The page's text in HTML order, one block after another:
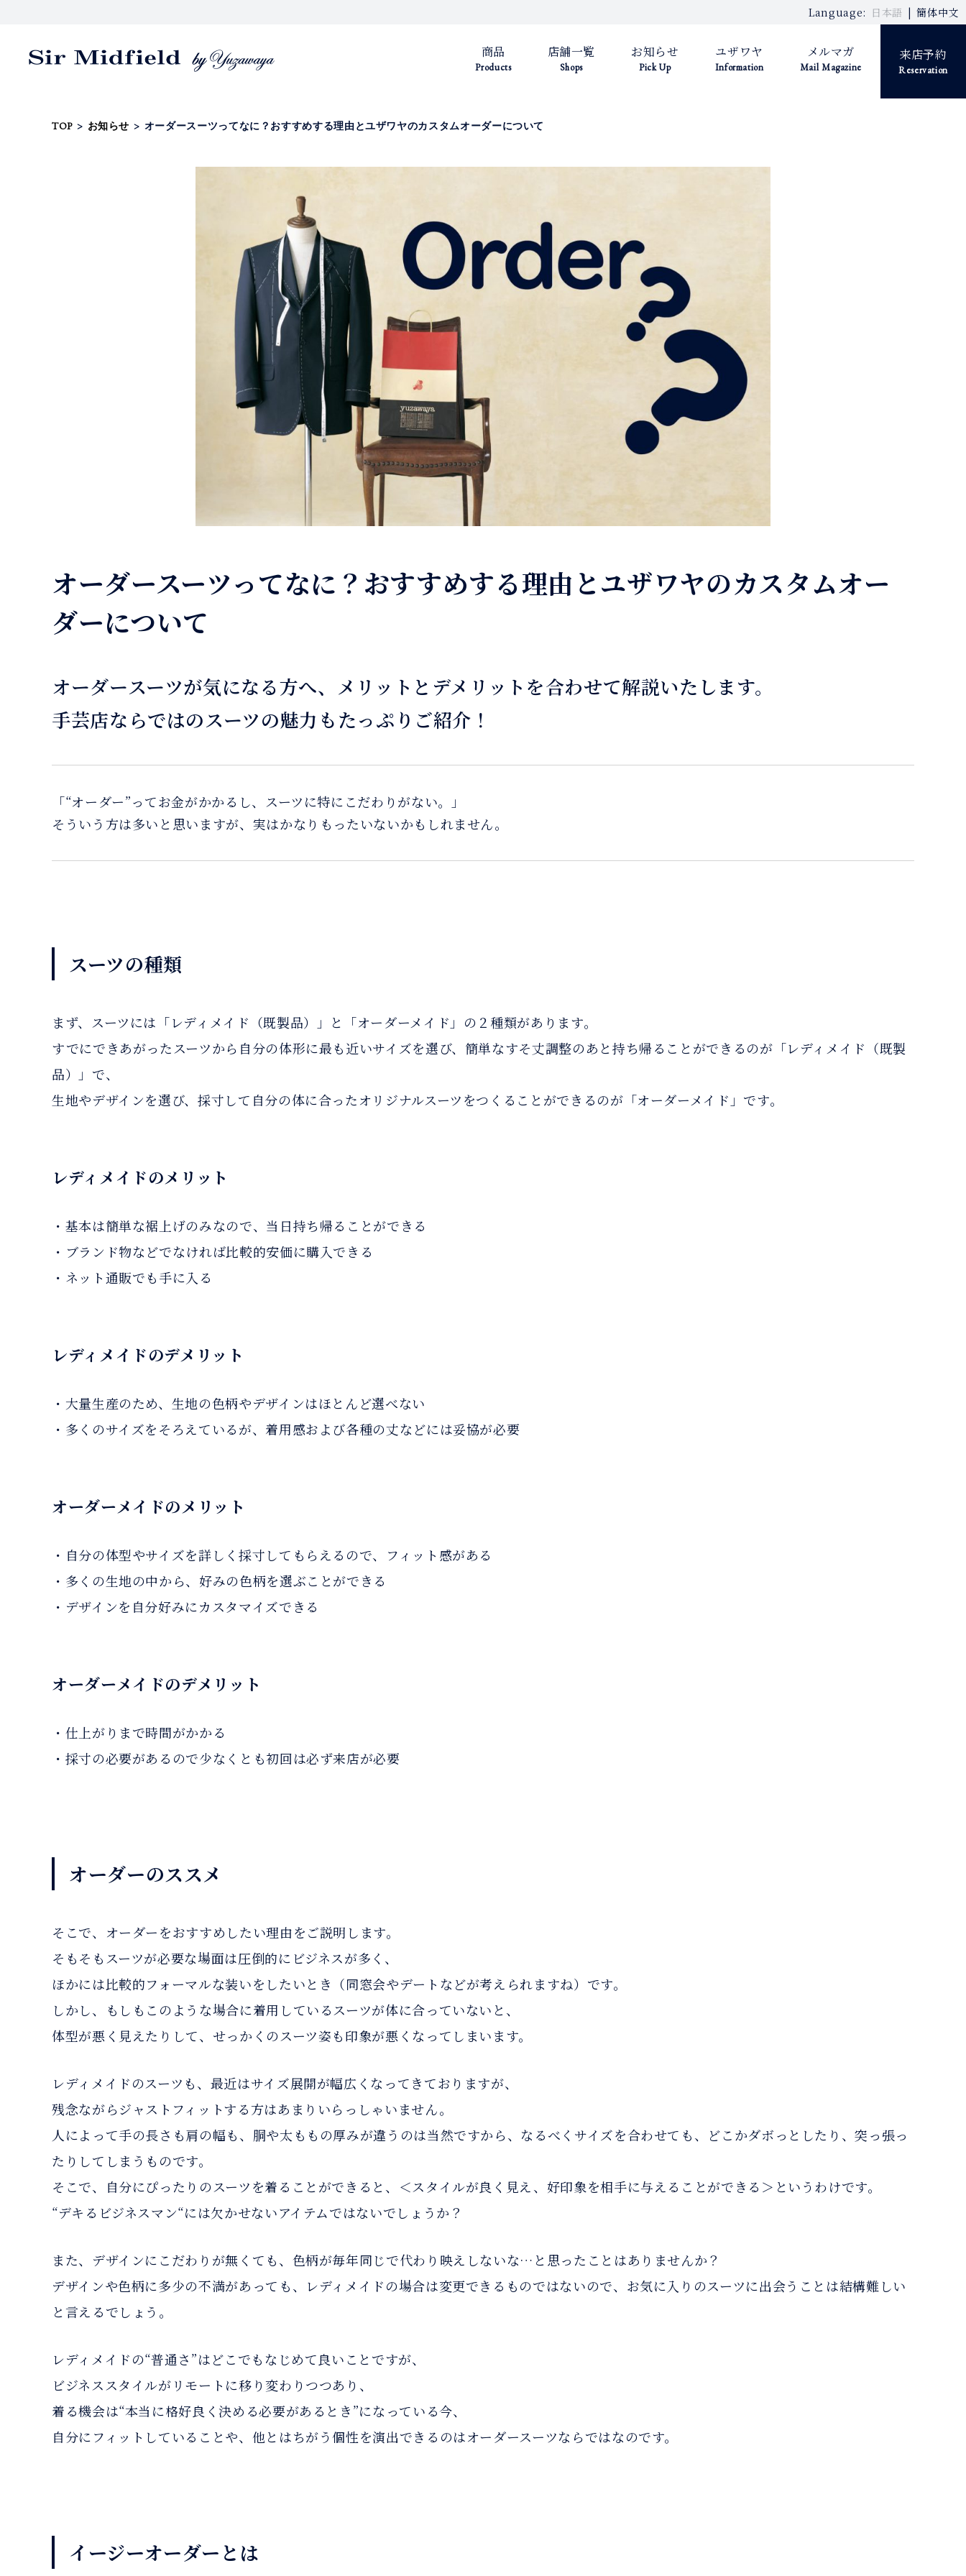
Language: 日本語 簡体中文
商品
Products
店舗一覧
Shops
お知らせ
Pick Up
ユザワヤ
Information
メルマガ
Mail Magazine
来店予約
Reservation
TOP > お知らせ > オーダースーツってなに？おすすめする理由とユザワヤのカスタムオーダーについて
オーダースーツってなに？おすすめする理由とユザワヤのカスタムオー
ダーについて
オーダースーツが気になる方へ、メリットとデメリットを合わせて解説いたします。
手芸店ならではのスーツの魅力もたっぷりご紹介！
「“オーダー”ってお金がかかるし、スーツに特にこだわりがない。」
そういう方は多いと思いますが、実はかなりもったいないかもしれません。
スーツの種類
まず、スーツには「レディメイド（既製品）」と「オーダーメイド」の２種類があります。
すでにできあがったスーツから自分の体形に最も近いサイズを選び、簡単なすそ丈調整のあと持ち帰ることができるのが「レディメイド（既製
品）」で、
生地やデザインを選び、採寸して自分の体に合ったオリジナルスーツをつくることができるのが「オーダーメイド」です。
レディメイドのメリット
・基本は簡単な裾上げのみなので、当日持ち帰ることができる
・ブランド物などでなければ比較的安価に購入できる
・ネット通販でも手に入る
レディメイドのデメリット
・大量生産のため、生地の色柄やデザインはほとんど選べない
・多くのサイズをそろえているが、着用感および各種の丈などには妥協が必要
オーダーメイドのメリット
・自分の体型やサイズを詳しく採寸してもらえるので、フィット感がある
・多くの生地の中から、好みの色柄を選ぶことができる
・デザインを自分好みにカスタマイズできる
オーダーメイドのデメリット
・仕上がりまで時間がかかる
・採寸の必要があるので少なくとも初回は必ず来店が必要
オーダーのススメ
そこで、オーダーをおすすめしたい理由をご説明します。
そもそもスーツが必要な場面は圧倒的にビジネスが多く、
ほかには比較的フォーマルな装いをしたいとき（同窓会やデートなどが考えられますね）です。
しかし、もしもこのような場合に着用しているスーツが体に合っていないと、
体型が悪く見えたりして、せっかくのスーツ姿も印象が悪くなってしまいます。
レディメイドのスーツも、最近はサイズ展開が幅広くなってきておりますが、
残念ながらジャストフィットする方はあまりいらっしゃいません。
人によって手の長さも肩の幅も、胴や太ももの厚みが違うのは当然ですから、なるべくサイズを合わせても、どこかダボっとしたり、突っ張っ
たりしてしまうものです。
そこで、自分にぴったりのスーツを着ることができると、＜スタイルが良く見え、好印象を相手に与えることができる＞というわけです。
“デキるビジネスマン“には欠かせないアイテムではないでしょうか？
また、デザインにこだわりが無くても、色柄が毎年同じで代わり映えしないな…と思ったことはありませんか？
デザインや色柄に多少の不満があっても、レディメイドの場合は変更できるものではないので、お気に入りのスーツに出会うことは結構難しい
と言えるでしょう。
レディメイドの“普通さ”はどこでもなじめて良いことですが、
ビジネススタイルがリモートに移り変わりつつあり、
着る機会は“本当に格好良く決める必要があるとき”になっている今、
自分にフィットしていることや、他とはちがう個性を演出できるのはオーダースーツならではなのです。
イージーオーダーとは